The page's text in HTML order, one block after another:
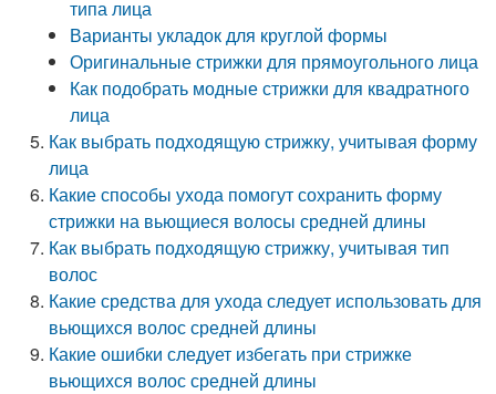
типа лица
Варианты укладок для круглой формы
Оригинальные стрижки для прямоугольного лица
Как подобрать модные стрижки для квадратного
лица
Как выбрать подходящую стрижку, учитывая форму
лица
Какие способы ухода помогут сохранить форму
стрижки на вьющиеся волосы средней длины
Как выбрать подходящую стрижку, учитывая тип
волос
Какие средства для ухода следует использовать для
вьющихся волос средней длины
Какие ошибки следует избегать при стрижке
вьющихся волос средней длины